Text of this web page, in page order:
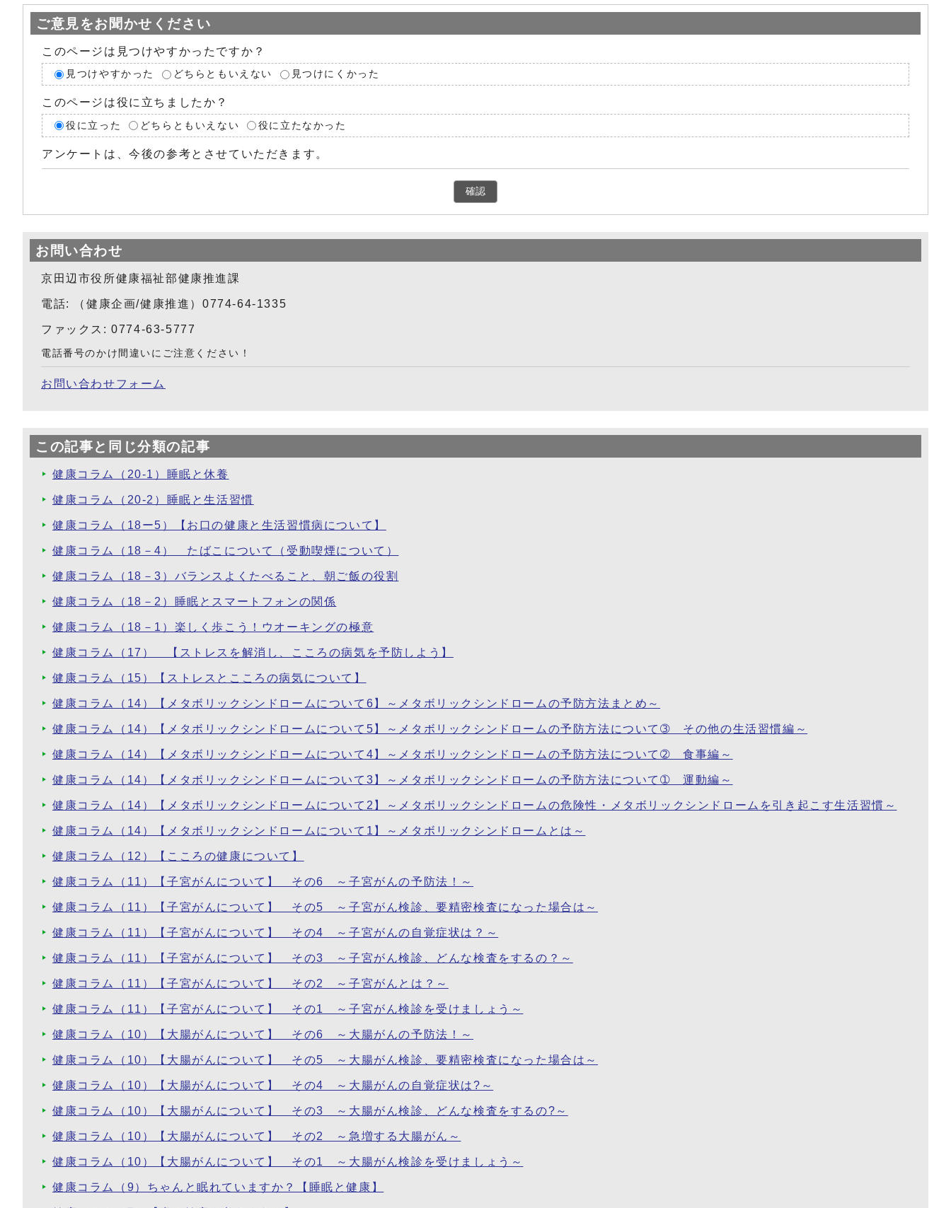
ご意見をお聞かせください
このページは見つけやすかったですか？
見つけやすかった どちらともいえない 見つけにくかった
このページは役に立ちましたか？
役に立った どちらともいえない 役に立たなかった
アンケートは、今後の参考とさせていただきます。
確認
お問い合わせ
京田辺市役所健康福祉部健康推進課
電話: （健康企画/健康推進）0774-64-1335
ファックス: 0774-63-5777
電話番号のかけ間違いにご注意ください！
お問い合わせフォーム
この記事と同じ分類の記事
健康コラム（20-1）睡眠と休養
健康コラム（20-2）睡眠と生活習慣
健康コラム（18ー5）【お口の健康と生活習慣病について】
健康コラム（18－4） たばこについて（受動喫煙について）
健康コラム（18－3）バランスよくたべること、朝ご飯の役割
健康コラム（18－2）睡眠とスマートフォンの関係
健康コラム（18－1）楽しく歩こう！ウオーキングの極意
健康コラム（17） 【ストレスを解消し、こころの病気を予防しよう】
健康コラム（15）【ストレスとこころの病気について】
健康コラム（14）【メタボリックシンドロームについて6】～メタボリックシンドロームの予防方法まとめ～
健康コラム（14）【メタボリックシンドロームについて5】～メタボリックシンドロームの予防方法について➂ その他の生活習慣編～
健康コラム（14）【メタボリックシンドロームについて4】～メタボリックシンドロームの予防方法について➁ 食事編～
健康コラム（14）【メタボリックシンドロームについて3】～メタボリックシンドロームの予防方法について➀ 運動編～
健康コラム（14）【メタボリックシンドロームについて2】～メタボリックシンドロームの危険性・メタボリックシンドロームを引き起こす生活習慣～
健康コラム（14）【メタボリックシンドロームについて1】～メタボリックシンドロームとは～
健康コラム（12）【こころの健康について】
健康コラム（11）【子宮がんについて】 その6 ～子宮がんの予防法！～
健康コラム（11）【子宮がんについて】 その5 ～子宮がん検診、要精密検査になった場合は～
健康コラム（11）【子宮がんについて】 その4 ～子宮がんの自覚症状は？～
健康コラム（11）【子宮がんについて】 その3 ～子宮がん検診、どんな検査をするの？～
健康コラム（11）【子宮がんについて】 その2 ～子宮がんとは？～
健康コラム（11）【子宮がんについて】 その1 ～子宮がん検診を受けましょう～
健康コラム（10）【大腸がんについて】 その6 ～大腸がんの予防法！～
健康コラム（10）【大腸がんについて】 その5 ～大腸がん検診、要精密検査になった場合は～
健康コラム（10）【大腸がんについて】 その4 ～大腸がんの自覚症状は?～
健康コラム（10）【大腸がんについて】 その3 ～大腸がん検診、どんな検査をするの?～
健康コラム（10）【大腸がんについて】 その2 ～急増する大腸がん～
健康コラム（10）【大腸がんについて】 その1 ～大腸がん検診を受けましょう～
健康コラム（9）ちゃんと眠れていますか？【睡眠と健康】